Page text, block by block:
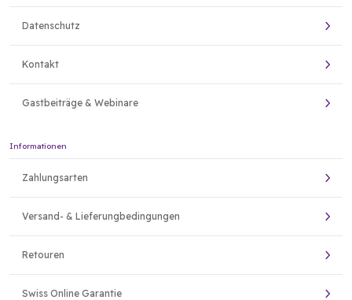
Datenschutz
Kontakt
Gastbeiträge & Webinare
Informationen
Zahlungsarten
Versand- & Lieferungbedingungen
Retouren
Swiss Online Garantie